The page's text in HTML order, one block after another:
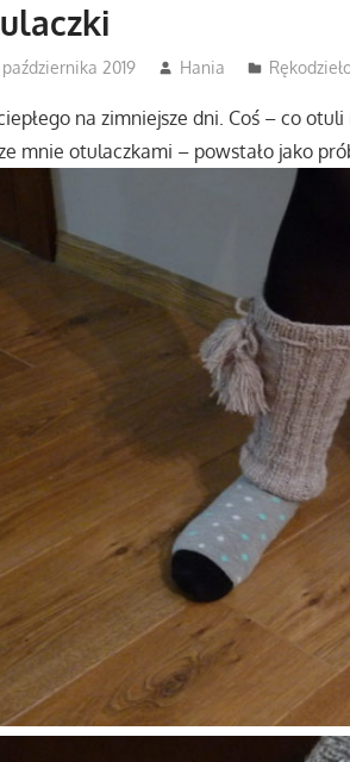
października 2019 Hania
na zimniejsze dni. Coś – co
mnie otulaczkami – powstało jako